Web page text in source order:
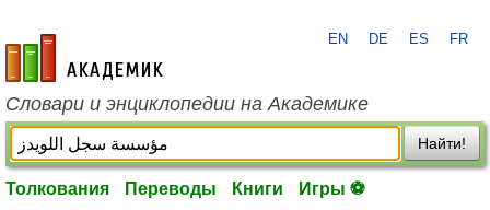
academic.ru
EN DE ES FR
Словари и энциклопедии на Академике
Найти!
Толкования Переводы Книги Игры ⚽